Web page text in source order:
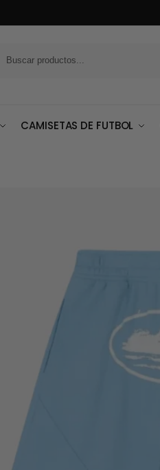
CAMISETAS DE FUTBOL